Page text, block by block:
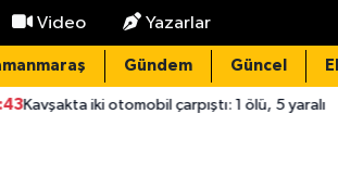
Video Yazarlar
Gündem Güncel
çarpıştı: 1 ölü, 5 yaralı 19:33